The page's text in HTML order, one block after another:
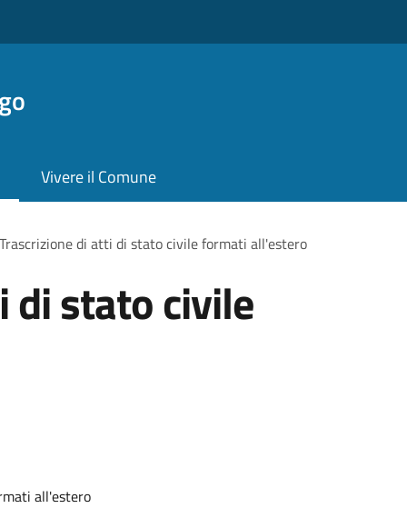
Vivere il Comune
Trascrizione di atti di stato civile formati all'estero
di stato civile
all'estero